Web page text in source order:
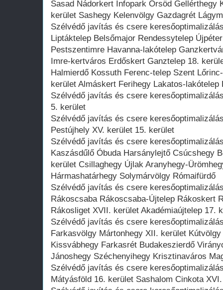
Sasad Nádorkert Infopark Örsöd Gellérthegy
kerület Sashegy Kelenvölgy Gazdagrét
Szélvédő javítás és csere
Liptáktelep Belsőmajor Rendessytelep
Pestszentimre Havanna-lakótelep
Imre-kertváros Erdőskert Ganztelep 18.
Halmierdő Kossuth Ferenc-telep Szent
kerület Almáskert Ferihegy Lakatos-lakótelep
Szélvédő javítás és csere
5. kerület
Szélvédő javítás és csere
Pestújhely XV. kerület 15. kerület
Szélvédő javítás és csere
Kaszásdűlő Óbuda Harsánylejtő Csúcshegy
kerület Csillaghegy Újlak Aranyhegy-
Hármashatárhegy Solymárvölgy Rómaifürdő
Szélvédő javítás és csere
Rákoscsaba Rákoscsaba-Újtelep Rákoskert
Rákosliget XVII. kerület Akadémiaújtelep 17.
Szélvédő javítás és csere
Farkasvölgy Mártonhegy XII. kerület
Kissvábhegy Farkasrét Budakeszierdő
Jánoshegy Széchenyihegy Krisztinaváros
Szélvédő javítás és csere
Mátyásföld 16. kerület Sashalom Cinkota